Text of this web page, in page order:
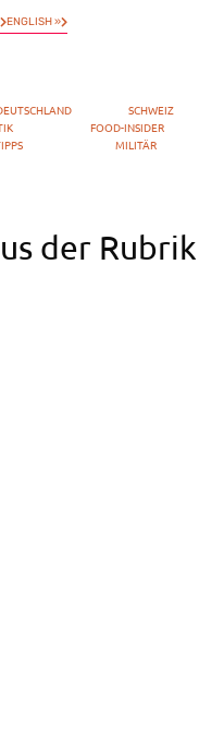
ENGLISH »
SCHWEIZ
FOOD-INSIDER
MILITÄR
der Rubrik